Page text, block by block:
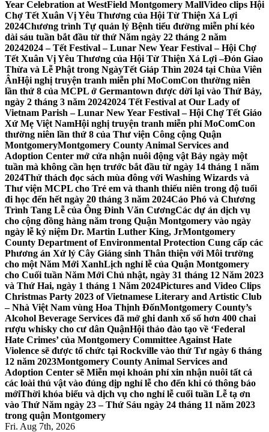
Year Celebration at WestField Montgomery MallVideo clips Hội
Chợ Tết Xuân Vị Yêu Thương của Hội Từ Thiện Xá Lợi
2024Chương trình Tự quản lý Bệnh tiểu đường miễn phí kéo
dài sáu tuần bắt đầu từ thứ Năm ngày 22 tháng 2 năm
20242024 – Tết Festival – Lunar New Year Festival – Hội Chợ
Tết Xuân Vị Yêu Thương của Hội Từ Thiện Xá Lợi –Đón Giao
Thừa và Lễ Phật trong NgàyTết Giáp Thìn 2024 tại Chùa Viên
ÂnHội nghị truyện tranh miễn phí MoComCon thường niên
lần thứ 8 của MCPL ở Germantown được dời lại vào Thứ Bảy,
ngày 2 tháng 3 năm 20242024 Tết Festival at Our Lady of
Vietnam Parish – Lunar New Year Festival – Hội Chợ Tết Giáo
Xứ Mẹ Việt NamHội nghị truyện tranh miễn phí MoComCon
thường niên lần thứ 8 của Thư viện Công cộng Quận
MontgomeryMontgomery County Animal Services and
Adoption Center mở cửa nhận nuôi động vật Bảy ngày một
tuần mà không cần hẹn trước bắt đầu từ ngày 14 tháng 1 năm
2024Thử thách đọc sách mùa đông với Washing Wizards và
Thư viện MCPL cho Trẻ em và thanh thiếu niên trong độ tuổi
đi học đến hết ngày 20 tháng 3 năm 2024Cáo Phó và Chương
Trình Tang Lễ của Ông Đinh Văn CươngCác dự án dịch vụ
cho cộng đồng hàng năm trong Quận Montgomery vào ngày
ngày lễ kỷ niệm Dr. Martin Luther King, JrMontgomery
County Department of Environmental Protection Cung cấp các
Phương án Xử lý Cây Giáng sinh Thân thiện với Môi trường
cho một Năm Mới XanhLịch nghỉ lễ của Quận Montgomery
cho Cuối tuần Năm Mới Chủ nhật, ngày 31 tháng 12 Năm 2023
và Thứ Hai, ngày 1 tháng 1 Năm 2024Pictures and Video Clips
Christmas Party 2023 of Vietnamese Literary and Artistic Club
– Nhà Việt Nam vùng Hoa Thịnh ĐốnMontgomery County’s
Alcohol Beverage Services đã mở ghi danh xổ số hơn 400 chai
rượu whisky cho cư dân QuậnHội thảo đào tạo về ‘Federal
Hate Crimes’ của Montgomery Committee Against Hate
Violence sẽ được tổ chức tại Rockville vào thứ Tư ngày 6 tháng
12 năm 2023Montgomery County Animal Services and
Adoption Center sẽ Miễn mọi khoản phí xin nhận nuôi tất cả
các loài thú vật vào đúng dịp nghỉ lễ cho đến khi có thông báo
mớiThời khóa biểu và dịch vụ cho nghỉ lễ cuối tuần Lễ tạ ơn
vào Thứ Năm ngày 23 – Thứ Sáu ngày 24 tháng 11 năm 2023
trong quận Montgomery
Fri. Aug 7th, 2026